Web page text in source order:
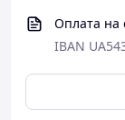
Оплата на
IBAN